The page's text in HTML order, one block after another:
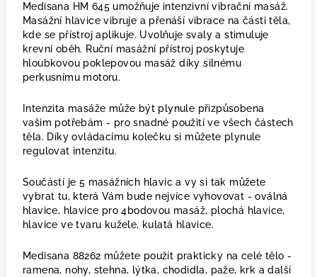
Medisana HM 645 umožňuje intenzivní vibrační masáž.
Masážní hlavice vibruje a přenáší vibrace na části těla,
kde se přístroj aplikuje. Uvolňuje svaly a stimuluje
krevní oběh. Ruční masážní přístroj poskytuje
hloubkovou poklepovou masáž díky silnému
perkusnímu motoru.
Intenzita masáže může být plynule přizpůsobena
vašim potřebám - pro snadné použití ve všech částech
těla. Díky ovládacímu kolečku si můžete plynule
regulovat intenzitu.
Součástí je 5 masážních hlavic a vy si tak můžete
vybrat tu, která Vám bude nejvíce vyhovovat - oválná
hlavice, hlavice pro 4bodovou masáž, plochá hlavice,
hlavice ve tvaru kužele, kulatá hlavice.
Medisana 88262 můžete použít prakticky na celé tělo -
ramena, nohy, stehna, lýtka, chodidla, paže, krk a další